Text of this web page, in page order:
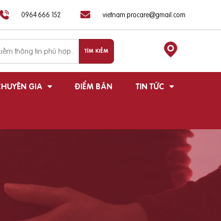
0964 666 152 vietnam.procare@gmail.com
GIA ĐIỂM BÁN TIN TỨC